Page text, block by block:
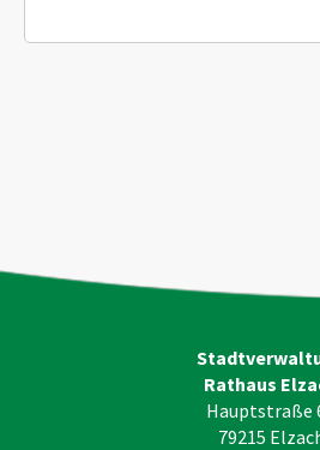
Rathaus
Hauptstraße
79215